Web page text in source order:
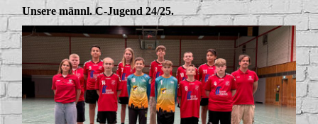
Unsere männl. C-Jugend 24/25.